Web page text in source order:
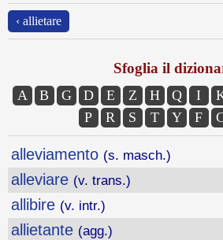
‹ allietare
Sfoglia il
A B G D E Z H Q I
P
R S T Y F
alleviamento (s. masch.)
alleviare (v. trans.)
allibire (v. intr.)
allietante (agg.)